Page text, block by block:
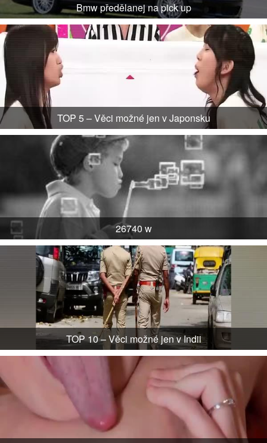
Bmw předělanej na pick up
TOP 5 – Věci možné jen v Japonsku
26740 w
TOP 10 – Věci možné jen v Indii